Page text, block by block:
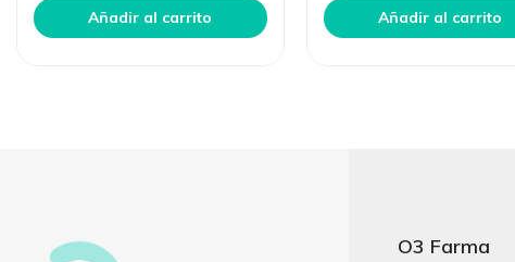
Añadir al carrito Añadir al carrito
O3 Farma